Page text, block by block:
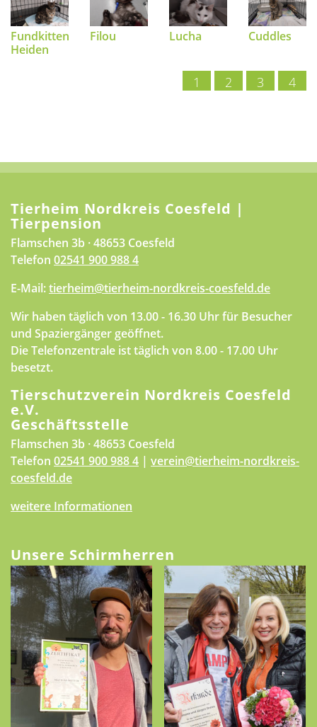
Fundkitten
Heiden
Filou Lucha Cuddles
1 2 3 4
Tierheim Nordkreis Coesfeld |
Tierpension
Flamschen 3b · 48653 Coesfeld
Telefon 02541 900 988 4
E-Mail:tierheim@tierheim-nordkreis-coesfeld.de
Wir haben täglich von 13.00 - 16.30 Uhr für Besucher
und Spaziergänger geöffnet.
Die Telefonzentrale ist täglich von 8.00 - 17.00 Uhr
besetzt.
Tierschutzverein Nordkreis Coesfeld
e.V.
Geschäftsstelle
Flamschen 3b · 48653 Coesfeld
Telefon 02541 900 988 4 | verein@tierheim-nordkreis-
coesfeld.de
weitere Informationen
Unsere Schirmherren